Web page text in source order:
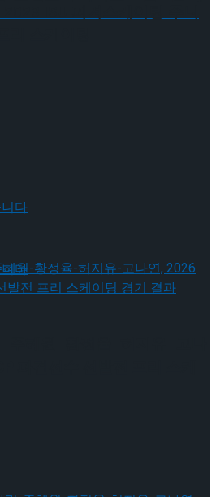
다
다
ISU 피겨스케이팅 주니
리 스케이팅
주혜원-황정율-허지유-고나
파견선수 선발전 프리 스케